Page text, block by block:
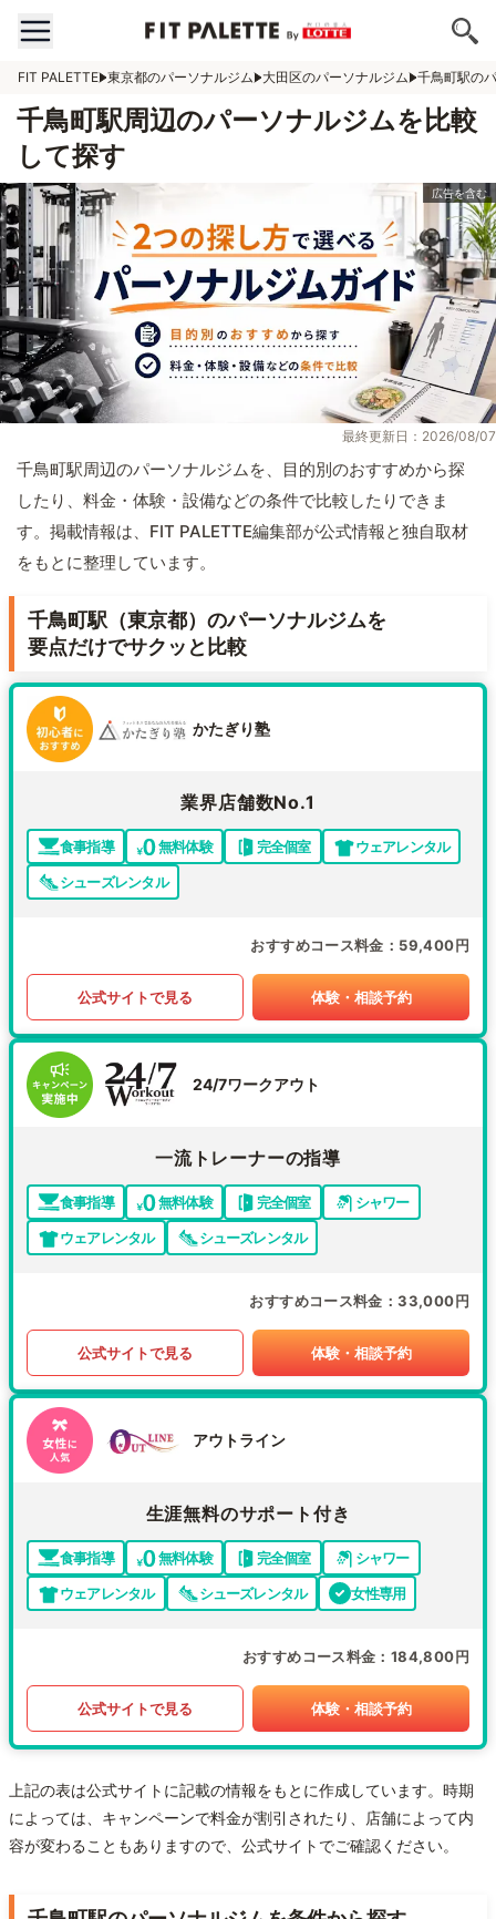
FIT PALETTE 東京都のパーソナルジム 大田区のパーソナルジム 千鳥町駅の
千鳥町駅周辺のパーソナルジムを比較
して探す
最終更新日：2026/08/07
千鳥町駅周辺のパーソナルジムを、目的別のおすすめから探
したり、料金・体験・設備などの条件で比較したりできま
す。掲載情報は、FIT PALETTE編集部が公式情報と独自取材
をもとに整理しています。
千鳥町駅（東京都）のパーソナルジムを
要点だけでサクッと比較
かたぎり塾
業界店舗数No.1
食事指導 無料体験 完全個室
ウェアレンタル
シューズレンタル
おすすめコース料金 59,400円
公式サイトで見る 体験・相談予約
24/7ワークアウト
一流トレーナーの指導
食事指導 無料体験 完全個室
シャワー
ウェアレンタル
シューズレンタル
おすすめコース料金 33,000円
公式サイトで見る 体験・相談予約
アウトライン
生涯無料のサポート付き
食事指導 無料体験 完全個室
シャワー
ウェアレンタル
シューズレンタル 女性専用
おすすめコース料金 184,800円
公式サイトで見る 体験・相談予約
上記の表は公式サイトに記載の情報をもとに作成しています。時期
によっては、キャンペーンで料金が割引されたり、店舗によって内
容が変わることもありますので、公式サイトでご確認ください。